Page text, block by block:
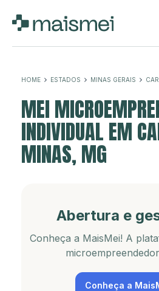
HOME ESTADOS MINAS GERAIS
MEI
INDIVIDUAL EM
MINAS, MG
Abertura e
Conheça a MaisMei! A
Conheça a